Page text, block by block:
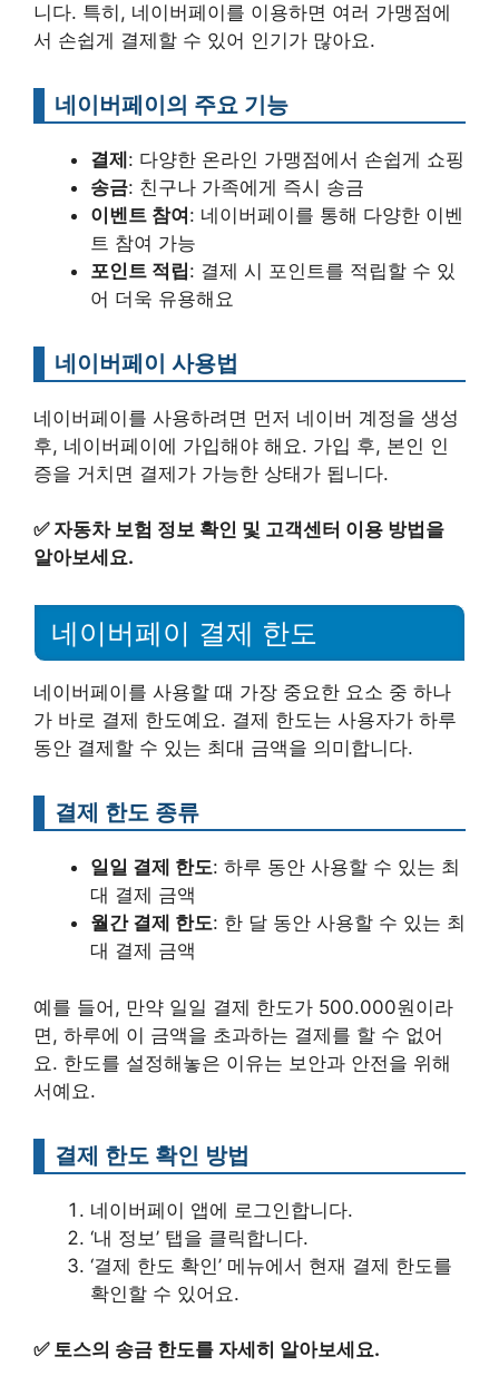
니다. 특히, 네이버페이를 이용하면 여러 가맹점에
서 손쉽게 결제할 수 있어 인기가 많아요.
네이버페이의 주요 기능
결제: 다양한 온라인 가맹점에서 손쉽게 쇼핑
송금: 친구나 가족에게 즉시 송금
이벤트 참여: 네이버페이를 통해 다양한 이벤
트 참여 가능
포인트 적립: 결제 시 포인트를 적립할 수 있
어 더욱 유용해요
네이버페이 사용법
네이버페이를 사용하려면 먼저 네이버 계정을 생성
후, 네이버페이에 가입해야 해요. 가입 후, 본인 인
증을 거치면 결제가 가능한 상태가 됩니다.
✅ 자동차 보험 정보 확인 및 고객센터 이용 방법을
알아보세요.
네이버페이 결제 한도
네이버페이를 사용할 때 가장 중요한 요소 중 하나
가 바로 결제 한도예요. 결제 한도는 사용자가 하루
동안 결제할 수 있는 최대 금액을 의미합니다.
결제 한도 종류
일일 결제 한도: 하루 동안 사용할 수 있는 최
대 결제 금액
월간 결제 한도: 한 달 동안 사용할 수 있는 최
대 결제 금액
예를 들어, 만약 일일 결제 한도가 500.000원이라
면, 하루에 이 금액을 초과하는 결제를 할 수 없어
요. 한도를 설정해놓은 이유는 보안과 안전을 위해
서예요.
결제 한도 확인 방법
네이버페이 앱에 로그인합니다.
‘내 정보’ 탭을 클릭합니다.
‘결제 한도 확인’ 메뉴에서 현재 결제 한도를
확인할 수 있어요.
✅ 토스의 송금 한도를 자세히 알아보세요.